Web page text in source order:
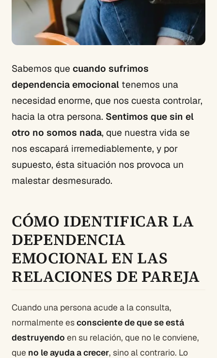
Sabemos que cuando sufrimos
dependencia emocional tenemos una
necesidad enorme, que nos cuesta controlar,
hacia la otra persona. Sentimos que sin el
otro no somos nada, que nuestra vida se
nos escapará irremediablemente, y por
supuesto, ésta situación nos provoca un
malestar desmesurado.
CÓMO IDENTIFICAR LA
DEPENDENCIA
EMOCIONAL EN LAS
RELACIONES DE PAREJA
Cuando una persona acude a la consulta,
normalmente esconsciente de que se está
destruyendo en su relación, que no le conviene,
que no le ayuda a crecer, sino al contrario. Lo